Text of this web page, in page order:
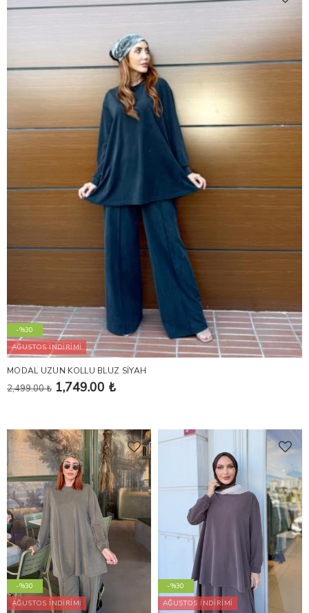
-%30
AĞUSTOS İNDİRİMİ
MODAL UZUN KOLLU BLUZ SİYAH
2,499.00 ₺ 1,749.00 ₺
-%30
AĞUSTOS İNDİRİMİ
-%30
AĞUSTOS İNDİRİMİ